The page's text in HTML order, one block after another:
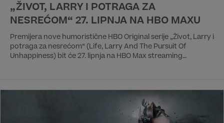
„ŽIVOT, LARRY I POTRAGA ZA
NESREĆOM“ 27. LIPNJA NA HBO MAXU
Premijera nove humoristične HBO Original serije „Život, Larry i
potraga za nesrećom“ (Life, Larry And The Pursuit Of
Unhappiness) bit će 27. lipnja na HBO Max streaming